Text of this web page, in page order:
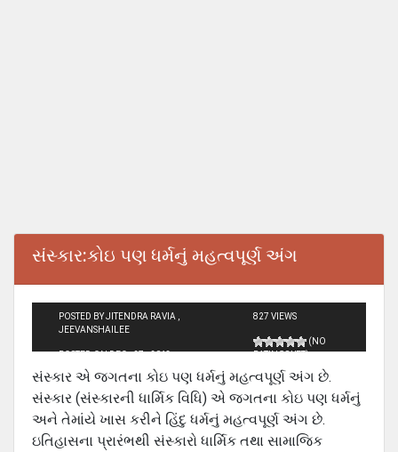
સંસ્‍કાર:કોઇ પણ ધર્મનું મહત્‍વપૂર્ણ અંગ
POSTED BY JITENDRA RAVIA ,
JEEVANSHAILEE
POSTED ON DEC - 27 - 2013
827 VIEWS
(NO
RATINGS YET)
સંસ્‍કાર એ જગતના કોઇ પણ ધર્મનું મહત્‍વપૂર્ણ અંગ છે.
સંસ્‍કાર (સંસ્‍કારની ધા‍ર્મિક વિધિ) એ જગતના કોઇ પણ ધર્મનું
અને તેમાંયે ખાસ કરીને હિંદુ ધર્મનું મહત્‍વપૂર્ણ અંગ છે.
ઇતિહાસના પ્રારંભથી સંસ્‍કારો ધાર્મિક તથા સામાજિક